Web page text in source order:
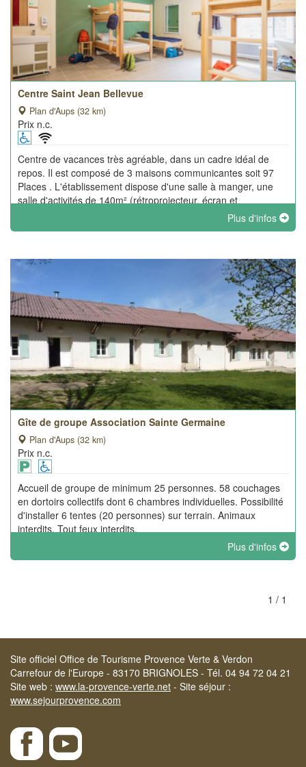
Centre Saint Jean Bellevue
Plan d'Aups (32 km)
Prix n.c.
Centre de vacances très agréable, dans un cadre idéal de
repos. Il est composé de 3 maisons communicantes soit 97
Places . L'établissement dispose d'une salle à manger, une
salle d'activités de 140m² (rétroprojecteur, écran et
Plus d'infos
Gîte de groupe Association Sainte Germaine
Plan d'Aups (32 km)
Prix n.c.
Accueil de groupe de minimum 25 personnes. 58 couchages
en dortoirs collectifs dont 6 chambres individuelles. Possibilité
d'installer 6 tentes (20 personnes) sur terrain. Animaux
interdits. Tout feux interdits.
Plus d'infos
1 / 1
Site officiel Office de Tourisme Provence Verte & Verdon
Carrefour de l'Europe - 83170 BRIGNOLES - Tél. 04 94 72 04 21
Site web : www.la-provence-verte.net - Site séjour :
www.sejourprovence.com